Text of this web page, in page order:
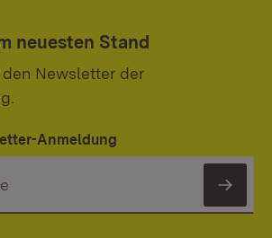
neuesten Stand
Newsletter der
Anmeldung